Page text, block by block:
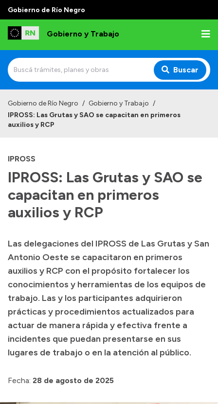
Gobierno de Río Negro
Gobierno y Trabajo
Buscar
Institucional
Autoridades, Áreas y Organismos
Delegaciones
Normativa
Presupuesto
Boletín Oficial
Compras y licitaciones
Consulta de expedientes
Consulta de pago a proveedores
Convocatorias
Gobierno de Río Negro / Gobierno y Trabajo /
IPROSS: Las Grutas y SAO se capacitan en primeros
auxilios y RCP
IPROSS
IPROSS: Las Grutas y SAO se
capacitan en primeros
auxilios y RCP
Las delegaciones del IPROSS de Las Grutas y San
Antonio Oeste se capacitaron en primeros
auxilios y RCP con el propósito fortalecer los
conocimientos y herramientas de los equipos de
trabajo. Las y los participantes adquirieron
prácticas y procedimientos actualizados para
actuar de manera rápida y efectiva frente a
incidentes que puedan presentarse en sus
lugares de trabajo o en la atención al público.
Fecha: 28 de agosto de 2025